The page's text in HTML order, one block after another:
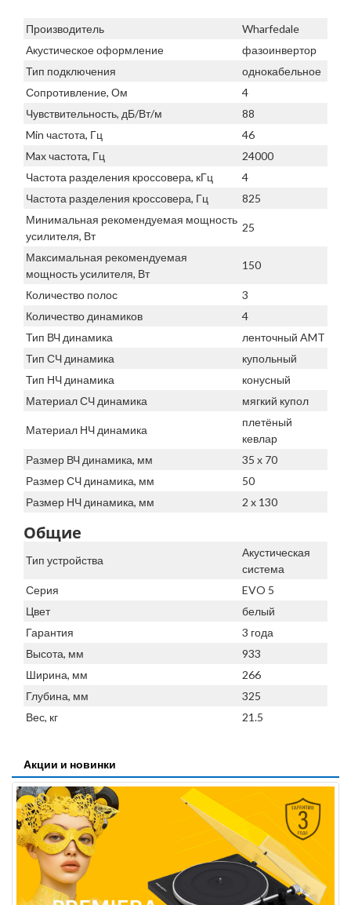
Производитель
Wharfedale
Акустическое оформление
фазоинвертор
Тип подключения
однокабельное
Сопротивление, Ом
4
Чувствительность, дБ/Вт/м
88
Min частота, Гц
46
Max частота, Гц
24000
Частота разделения кроссовера, кГц
4
Частота разделения кроссовера, Гц
825
Минимальная рекомендуемая мощность
усилителя, Вт
25
Максимальная рекомендуемая
мощность усилителя, Вт
150
Количество полос
3
Количество динамиков
4
Тип ВЧ динамика
ленточный AMT
Тип СЧ динамика
купольный
Тип НЧ динамика
конусный
Материал СЧ динамика
мягкий купол
Материал НЧ динамика
плетёный
кевлар
Размер ВЧ динамика, мм
35 х 70
Размер СЧ динамика, мм
50
Размер НЧ динамика, мм
2 x 130
Общие
Тип устройства
Акустическая
система
Серия
EVO 5
Цвет
белый
Гарантия
3 года
Высота, мм
933
Ширина, мм
266
Глубина, мм
325
Вес, кг
21.5
Акции и новинки